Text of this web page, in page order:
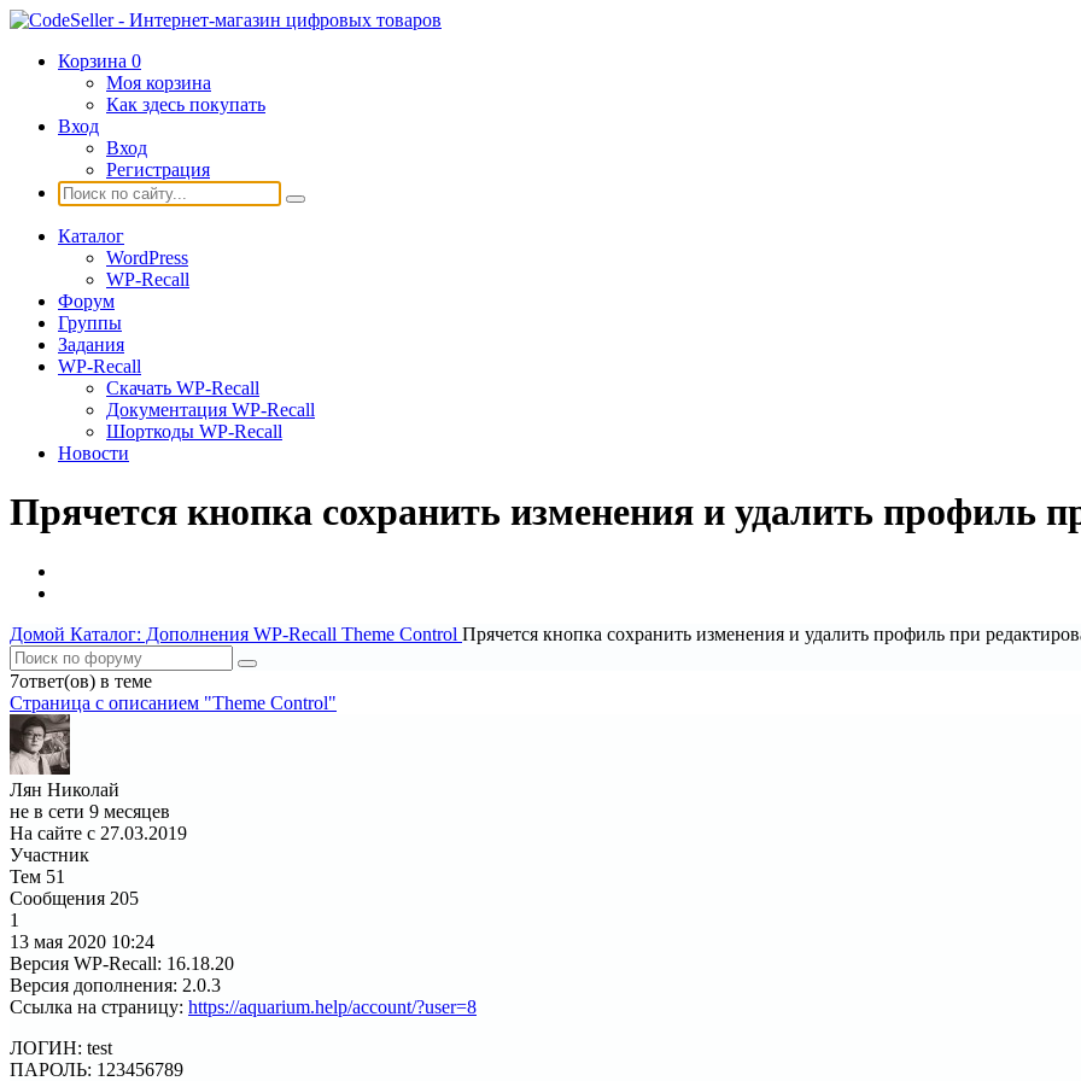
Корзина 0
Моя корзина
Как здесь покупать
Вход
Вход
Регистрация
Каталог
WordPress
WP-Recall
Форум
Группы
Задания
WP-Recall
Скачать WP-Recall
Документация WP-Recall
Шорткоды WP-Recall
Новости
Прячется кнопка сохранить изменения и удалить профиль
Домой Каталог: Дополнения WP-Recall Theme Control Прячется кнопка сохранить изменения и удалить профиль при
7ответ(ов) в теме
Страница c описанием "Theme Control"
Лян Николай
не в сети 9 месяцев
На сайте с 27.03.2019
Участник
Тем 51
Сообщения 205
1
13 мая 2020 10:24
Версия WP-Recall: 16.18.20
Версия дополнения: 2.0.3
Ссылка на страницу: https://aquarium.help/account/?user=8
ЛОГИН: test
ПАРОЛЬ: 123456789